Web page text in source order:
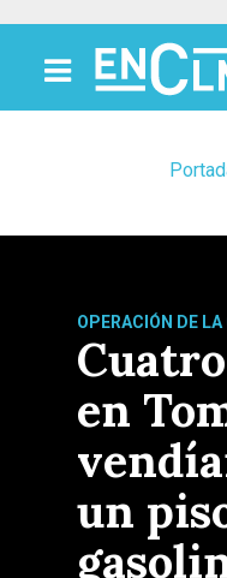
OPERACIÓN DE
en
un